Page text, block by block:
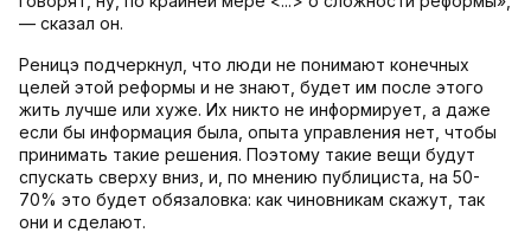
— сказал он.
Реницэ подчеркнул, что люди не понимают конечных
целей этой реформы и не знают, будет им после этого
жить лучше или хуже. Их никто не информирует, а даже
если бы информация была, опыта управления нет, чтобы
принимать такие решения. Поэтому такие вещи будут
спускать сверху вниз, и, по мнению публициста, на 50-
70% это будет обязаловка: как чиновникам скажут, так
они и сделают.